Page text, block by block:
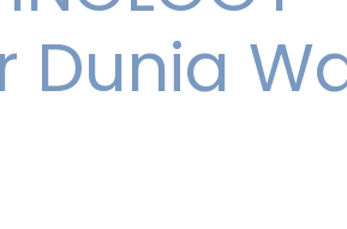
Dunia